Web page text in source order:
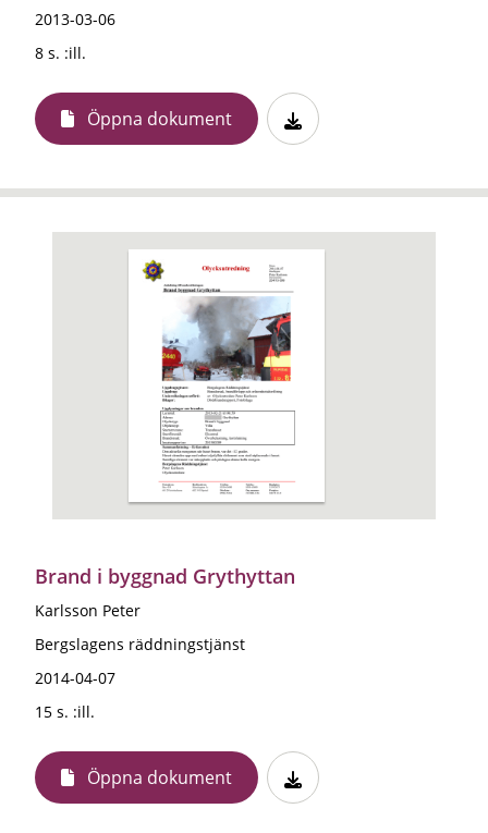
2013-03-06
8 s. :ill.
Öppna dokument
Brand i byggnad Grythyttan
Karlsson Peter
Bergslagens räddningstjänst
2014-04-07
15 s. :ill.
Öppna dokument